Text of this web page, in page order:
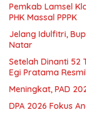
Pemkab Lamsel
PHK Massal PPPK
Jelang Idulfitri,
Natar
Setelah Dinanti 52
Egi Pratama
Meningkat, PAD
DPA 2026 Fokus